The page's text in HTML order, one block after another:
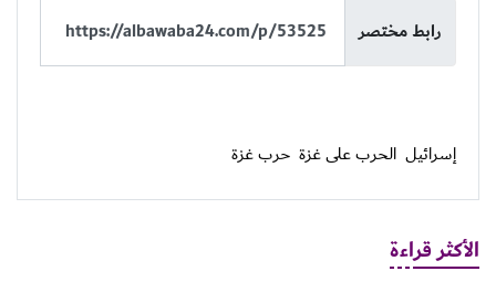
رابط مختصر
إسرائيل الحرب على غزة حرب غزة
الأكثر قراءة